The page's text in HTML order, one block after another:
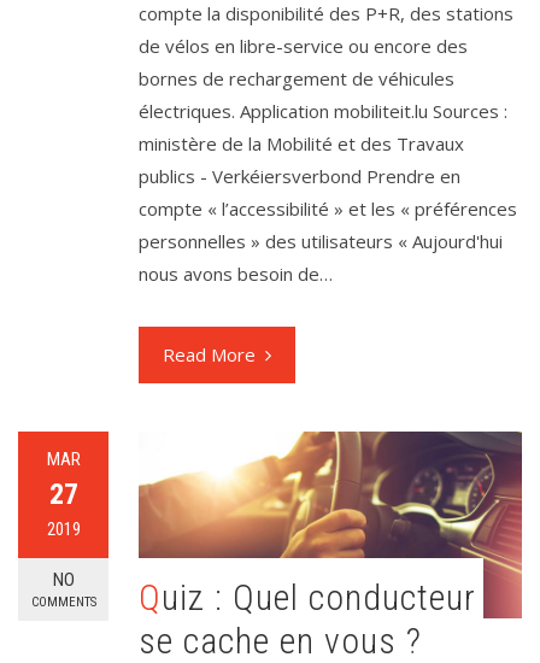
compte la disponibilité des P+R, des stations
de vélos en libre-service ou encore des
bornes de rechargement de véhicules
électriques. Application mobiliteit.lu Sources :
ministère de la Mobilité et des Travaux
publics - Verkéiersverbond Prendre en
compte « l’accessibilité » et les « préférences
personnelles » des utilisateurs « Aujourd'hui
nous avons besoin de…
Read More
MAR
27
2019
NO
COMMENTS
Quiz : Quel conducteur
se cache en vous ?